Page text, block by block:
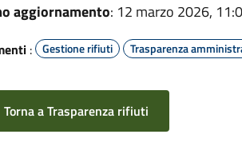
aggiornamento: 12 marzo 2026,
: Gestione rifiuti Trasparenza
a Trasparenza rifiuti